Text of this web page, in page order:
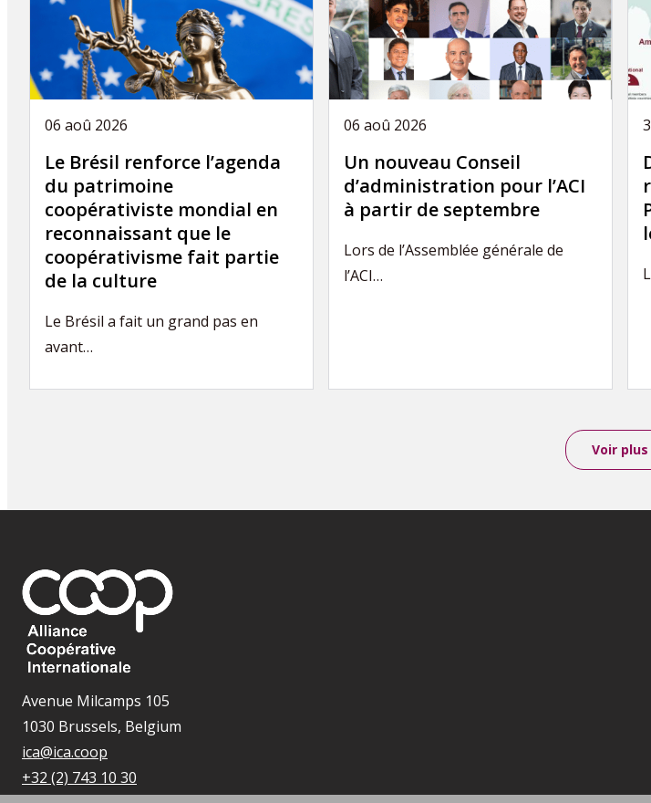
06 aoû 2026
Le Brésil renforce l’agenda
du patrimoine
coopérativiste mondial en
reconnaissant que le
coopérativisme fait partie
de la culture
Le Brésil a fait un grand pas en
avant…
06 aoû 2026
Un nouveau Conseil
d’administration pour l’ACI
à partir de septembre
Lors de l’Assemblée générale de
l’ACI…
Voir plus
Avenue Milcamps 105
1030 Brussels, Belgium
ica@ica.coop
+32 (2) 743 10 30